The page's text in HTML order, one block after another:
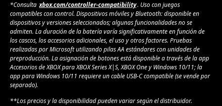
*Consulta xbox.com/controller-compatibility. Uso con juegos
compatibles con control. Dispositivos móviles y Bluetooth: disponible en
dispositivos y versiones seleccionados; algunas funcionalidades no se
admiten. La duración de la batería varía significativamente en función de
los cascos, los accesorios adicionales, el uso y otros factores. Pruebas
realizadas por Microsoft utilizando pilas AA estándares con unidades de
preproducción. La asignación de botones está disponible a través de la app
Accesorios de XBOX para XBOX Series X|S, XBOX One y Windows 10/11; la
app para Windows 10/11 requiere un cable USB-C compatible (se vende por
separado).
**Los precios y la disponibilidad pueden variar según el distribuidor.